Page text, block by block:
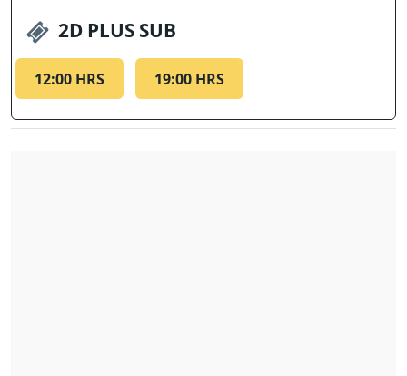
2D PLUS SUB
12:00 HRS 19:00 HRS